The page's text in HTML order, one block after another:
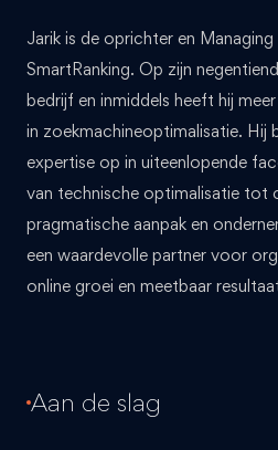
Jarik is de oprichter en
SmartRanking. Op zijn
bedrijf en inmiddels heeft hij
in zoekmachineoptimalisatie. Hij
expertise op in uiteenlopende
van technische optimalisatie tot
pragmatische aanpak en
een waardevolle partner voor
online groei en meetbaar
Aan de slag